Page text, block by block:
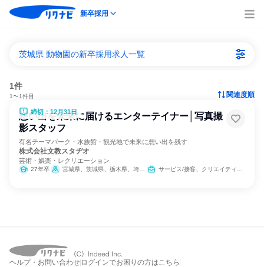
新卒採用
茨城県 動物園の新卒採用求人一覧
1件
1〜1件目 関連度順
締切：12月31日
想い出を未来に届けるエンターテイナー│写真撮
影スタッフ
有名テーマパーク・水族館・観光地で未来に想い出を残す
株式会社文教スタヂオ
芸術・娯楽・レクリエーション
27年卒 宮城県、茨城県、栃木県、埼玉県、東京都、神奈川県、富山県、長野県、岐阜県、静岡県、愛知県、三重県、滋賀県、京都府、大阪府、兵庫県、和歌山県、福岡県、長崎県、大分県、沖縄県 サービス/接客、クリエイティブ/デザイン職
ヘルプ・お問い合わせ ログインでお困りの方はこちら